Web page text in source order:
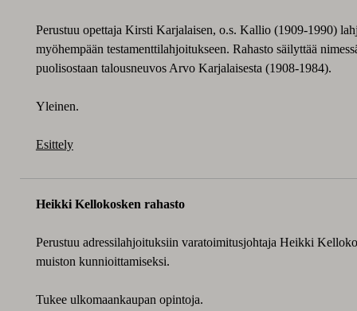
Perustuu opettaja Kirsti Karjalaisen, o.s. Kallio (1909-1990)
myöhempään testamenttilahjoitukseen. Rahasto säilyttää
puolisostaan talousneuvos Arvo Karjalaisesta (1908-1984).
Yleinen.
Esittely
Heikki Kellokosken rahasto
Perustuu adressilahjoituksiin varatoimitusjohtaja Heikki
muiston kunnioittamiseksi.
Tukee ulkomaankaupan opintoja.